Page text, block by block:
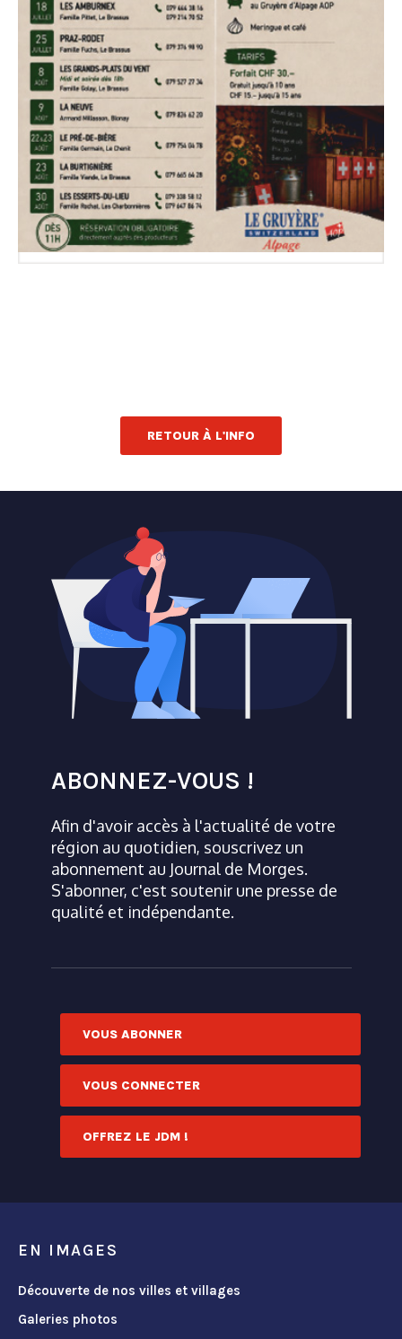
RETOUR À L'INFO
ABONNEZ-VOUS !
Afin d'avoir accès à l'actualité de votre
région au quotidien, souscrivez un
abonnement au Journal de Morges.
S'abonner, c'est soutenir une presse de
qualité et indépendante.
VOUS ABONNER
VOUS CONNECTER
OFFREZ LE JDM !
EN IMAGES
Découverte de nos villes et villages
Galeries photos